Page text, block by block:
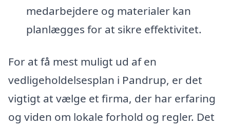
medarbejdere og materialer kan
planlægges for at sikre effektivitet.
For at få mest muligt ud af en
vedligeholdelsesplan i Pandrup, er det
vigtigt at vælge et firma, der har erfaring
og viden om lokale forhold og regler. Det